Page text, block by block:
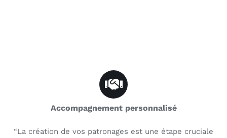
Accompagnement personnalisé
“La création de vos patronages est une étape cruciale